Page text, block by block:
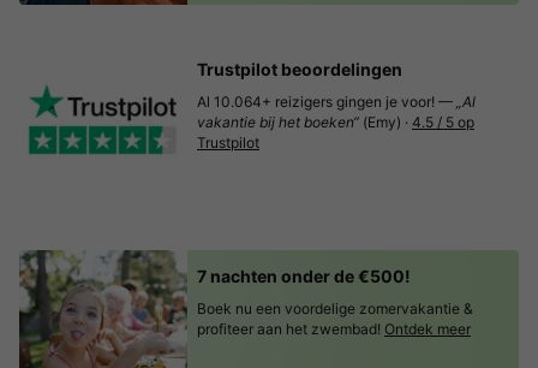
Trustpilot beoordelingen
Al 10.064+ reizigers gingen je voor! — „Al
vakantie bij het boeken“ (Emy) · 4.5 / 5 op
Trustpilot
7 nachten onder de €500!
Boek nu een voordelige zomervakantie &
profiteer aan het zwembad! Ontdek meer